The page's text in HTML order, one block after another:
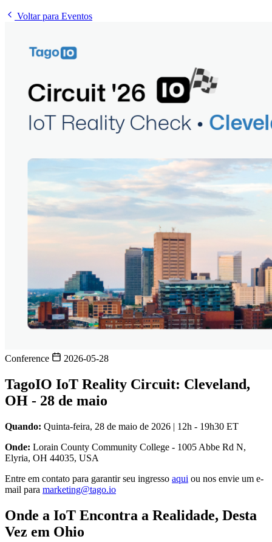
Voltar para Eventos
Conference 2026-05-28
TagoIO IoT Reality Circuit: Cleveland,
OH - 28 de maio
Quando: Quinta-feira, 28 de maio de 2026 | 12h - 19h30 ET
Onde: Lorain County Community College - 1005 Abbe Rd N,
Elyria, OH 44035, USA
Entre em contato para garantir seu ingresso aqui ou nos envie um e-
mail para marketing@tago.io
Onde a IoT Encontra a Realidade, Desta
Vez em Ohio